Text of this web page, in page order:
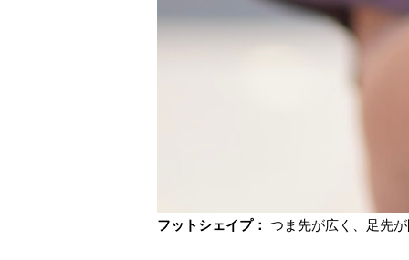
フットシェイプ： つま先が広く、足先